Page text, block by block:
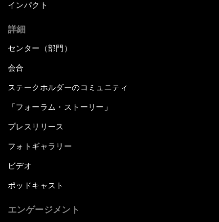
インパクト
詳細
センター（部門）
会合
ステークホルダーのコミュニティ
「フォーラム・ストーリー」
プレスリリース
フォトギャラリー
ビデオ
ポッドキャスト
エンゲージメント